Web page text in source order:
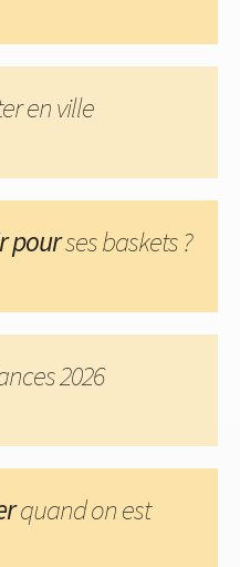
en ville
pourses baskets ?
2026
quand on est